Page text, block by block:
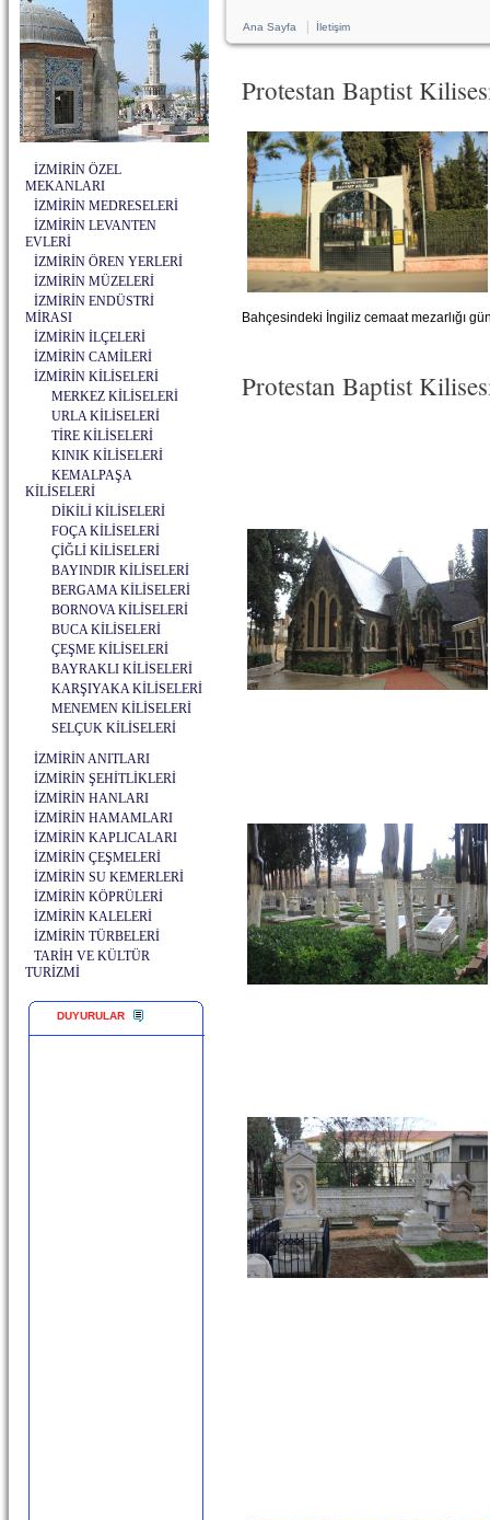
İZMİRİN ÖZEL
MEKANLARI
İZMİRİN MEDRESELERİ
İZMİRİN LEVANTEN
EVLERİ
İZMİRİN ÖREN YERLERİ
İZMİRİN MÜZELERİ
İZMİRİN ENDÜSTRİ
MİRASI
İZMİRİN İLÇELERİ
İZMİRİN CAMİLERİ
İZMİRİN KİLİSELERİ
MERKEZ KİLİSELERİ
URLA KİLİSELERİ
TİRE KİLİSELERİ
KINIK KİLİSELERİ
KEMALPAŞA
KİLİSELERİ
DİKİLİ KİLİSELERİ
FOÇA KİLİSELERİ
ÇİĞLİ KİLİSELERİ
BAYINDIR KİLİSELERİ
BERGAMA KİLİSELERİ
BORNOVA KİLİSELERİ
BUCA KİLİSELERİ
ÇEŞME KİLİSELERİ
BAYRAKLI KİLİSELERİ
KARŞIYAKA KİLİSELERİ
MENEMEN KİLİSELERİ
SELÇUK KİLİSELERİ
İZMİRİN ANITLARI
İZMİRİN ŞEHİTLİKLERİ
İZMİRİN HANLARI
İZMİRİN HAMAMLARI
İZMİRİN KAPLICALARI
İZMİRİN ÇEŞMELERİ
İZMİRİN SU KEMERLERİ
İZMİRİN KÖPRÜLERİ
İZMİRİN KALELERİ
İZMİRİN TÜRBELERİ
TARİH VE KÜLTÜR
TURİZMİ
DUYURULAR
Ana Sayfa İletişim
Protestan Baptist
Bahçesindeki İngiliz cemaat mezarlığı
Protestan Baptist